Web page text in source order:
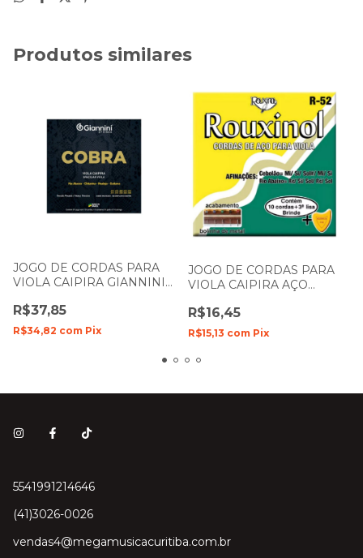
Produtos similares
JOGO DE CORDAS PARA
VIOLA CAIPIRA GIANNINI
RIO ABAIXO GESVP
R$37,85
R$34,82 com Pix
JOGO DE CORDAS PARA
VIOLA CAIPIRA AÇO
R$16,45
R$15,13 com Pix
5541991214646
(41)3026-0026
vendas4@megamusicacuritiba.com.br